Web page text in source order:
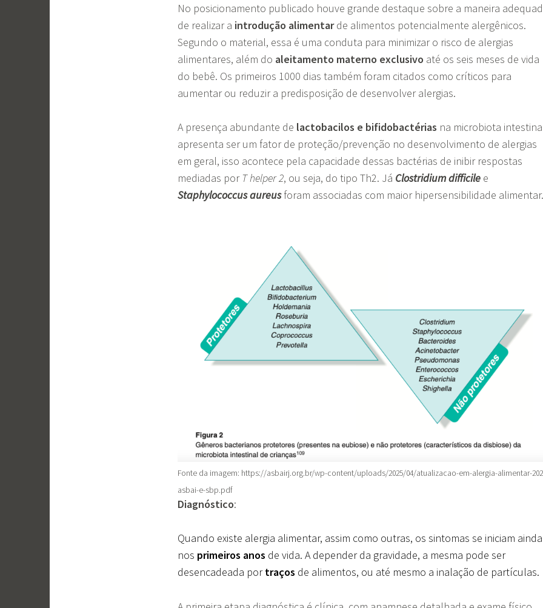
No posicionamento publicado houve grande destaque sobre a maneira
de realizar a introdução alimentarde alimentos potencialmente alergênicos.
Segundo o material, essa é uma conduta para minimizar o risco de alergias
alimentares, além do aleitamento materno exclusivo até os seis meses de vida
do bebê. Os primeiros 1000 dias também foram citados como críticos para
aumentar ou reduzir a predisposição de desenvolver alergias.
A presença abundante de lactobacilos e bifidobactérias na microbiota
apresenta ser um fator de proteção/prevenção no desenvolvimento de alergias
em geral, isso acontece pela capacidade dessas bactérias de inibir respostas
mediadas por T helper 2, ou seja, do tipo Th2. Já Clostridium difficile e
Staphylococcus aureusforam associadas com maior hipersensibilidade alimentar.
Fonte da imagem: https://asbairj.org.br/wp-content/uploads/2025/04/atualizacao-em-alergia-alimentar-
asbai-e-sbp.pdf
Diagnóstico:
Quando existe alergia alimentar, assim como outras, os sintomas se iniciam ainda
nos primeiros anos de vida. A depender da gravidade, a mesma pode ser
desencadeada portraços de alimentos, ou até mesmo a inalação de partículas.